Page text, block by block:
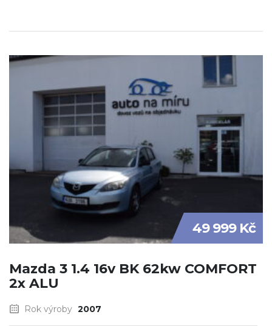
49 999 Kč
Mazda 3 1.4 16v BK 62kw COMFORT
2x ALU
Rok výroby 2007